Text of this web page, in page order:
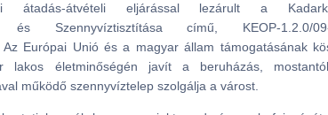
átadás-átvételi eljárással lezárult a
és Szennyvíztisztítása című, KEOP-1.2.0/09-
Európai Unió és a magyar állam támogatásának
életminőségén javít a beruházás, mostantól
működő szennyvíztelep szolgálja a várost.